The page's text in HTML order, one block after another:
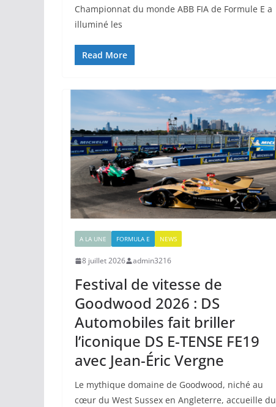
Championnat du monde ABB FIA de Formule E a
illuminé les
Read More
A LA UNE FORMULA E NEWS
8 juillet 2026 admin3216
Festival de vitesse de
Goodwood 2026 : DS
Automobiles fait briller
l’iconique DS E-TENSE FE19
avec Jean-Éric Vergne
Le mythique domaine de Goodwood, niché au
cœur du West Sussex en Angleterre, accueille du